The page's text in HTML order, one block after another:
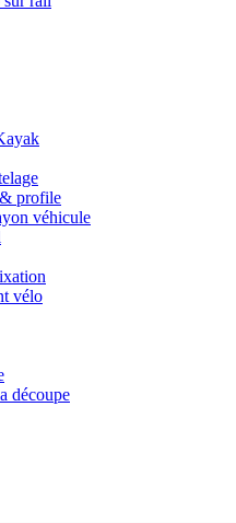
profile
véhicule
vélo
découpe